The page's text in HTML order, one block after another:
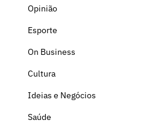
Opinião
Esporte
On Business
Cultura
Ideias e Negócios
Saúde